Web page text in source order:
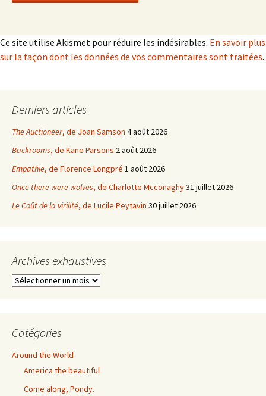
Ce site utilise Akismet pour réduire les indésirables. En savoir plus
sur la façon dont les données de vos commentaires sont traitées.
Derniers articles
The Auctioneer, de Joan Samson 4 août 2026
Backrooms, de Kane Parsons 2 août 2026
Empathie, de Florence Longpré 1 août 2026
Once there were wolves, de Charlotte Mcconaghy31 juillet 2026
Le Coût de la virilité, de Lucile Peytavin 30 juillet 2026
Archives exhaustives
Archives
Catégories
Around the World
America the beautiful
Come along, Pondy.